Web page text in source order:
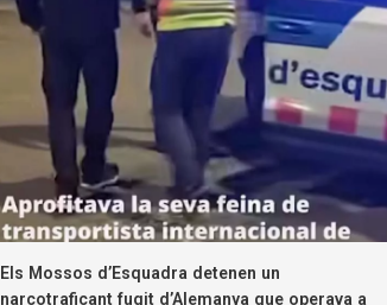
Els Mossos d’Esquadra detenen un
narcotraficant fugit d’Alemanya que operava a